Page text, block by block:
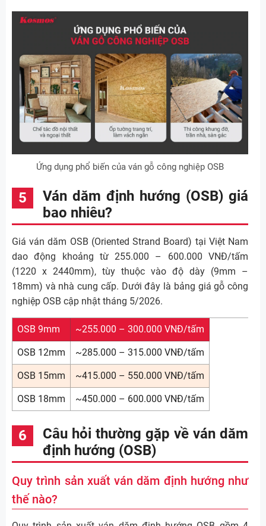
Ứng dụng phổ biến của ván gỗ công nghiệp OSB
Ván dăm định hướng (OSB) giá
bao nhiêu?
Giá ván dăm OSB (Oriented Strand Board) tại Việt Nam
dao động khoảng từ 255.000 – 600.000 VNĐ/tấm
(1220 x 2440mm), tùy thuộc vào độ dày (9mm –
18mm) và nhà cung cấp. Dưới đây là bảng giá gỗ công
nghiệp OSB cập nhật tháng 5/2026.
OSB 9mm ~255.000 – 300.000 VNĐ/tấm
OSB 12mm ~285.000 – 315.000 VNĐ/tấm
OSB 15mm ~415.000 – 550.000 VNĐ/tấm
OSB 18mm ~450.000 – 600.000 VNĐ/tấm
Câu hỏi thường gặp về ván dăm
định hướng (OSB)
Quy trình sản xuất ván dăm định hướng như
thế nào?